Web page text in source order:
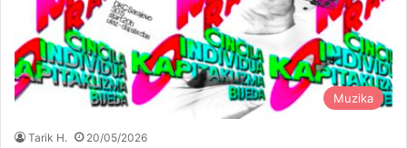
Muzika
Tarik H. 20/05/2026